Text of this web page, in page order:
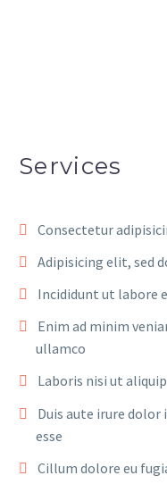
Services
Consectetur
Adipisicing elit, sed
Incididunt ut labore
Enim ad minim
ullamco
Laboris nisi ut
Duis aute irure
esse
Cillum dolore eu